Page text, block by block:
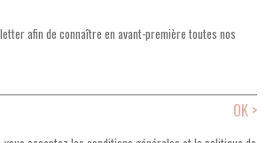
afin de connaître en avant-première toutes nos